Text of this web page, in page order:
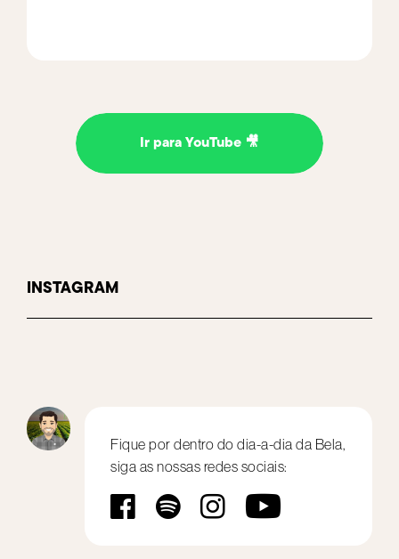
Ir para YouTube 🎥
INSTAGRAM
Fique por dentro do dia-a-dia da Bela,
siga as nossas redes sociais: